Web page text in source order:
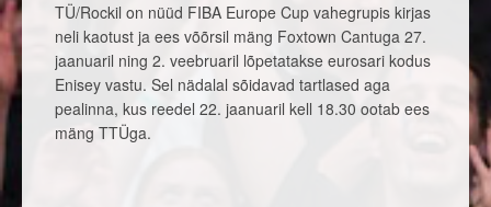
TÜ/Rockil on nüüd FIBA Europe Cup vahegrupis kirjas
neli kaotust ja ees võõrsil mäng Foxtown Cantuga 27.
jaanuaril ning 2. veebruaril lõpetatakse eurosari kodus
Enisey vastu. Sel nädalal sõidavad tartlased aga
pealinna, kus reedel 22. jaanuaril kell 18.30 ootab ees
mäng TTÜga.